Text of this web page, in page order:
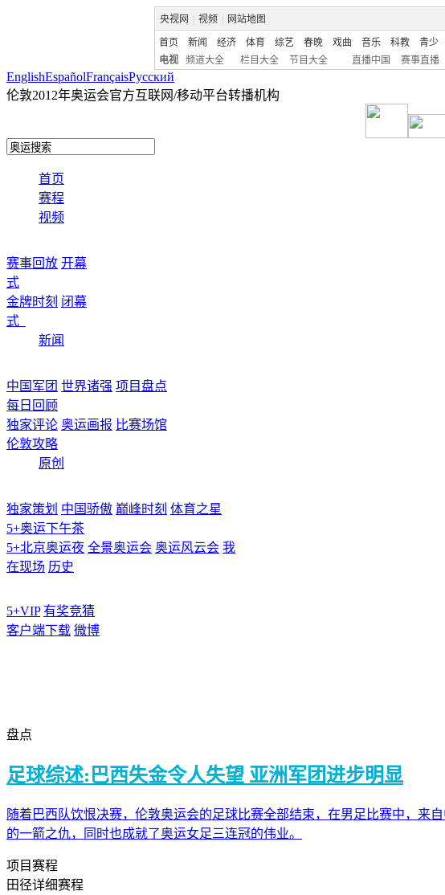
央视网 视频 网站地图
首页 新闻 经济 体育 综艺 春晚 戏曲 音乐 科教 青少
电视
频道大全 栏目大全 节目大全 直播中国 赛事直播
EnglishEspañolFrançaisPусский
伦敦2012年奥运会官方互联网/移动平台转播机构
首页
赛程
视频
赛事回放 开幕
式
金牌时刻 闭幕
式
新闻
中国军团 世界诸强 项目盘点
每日回顾
独家评论 奥运画报 比赛场馆
伦敦攻略
原创
独家策划 中国骄傲 巅峰时刻 体育之星
5+奥运下午茶
5+北京奥运夜 全景奥运会 奥运风云会 我
在现场 历史
5+VIP 有奖竞猜
客户端下载 微博
盘点
足球综述:巴西失金令人失望 亚洲军团进步明显
随着巴西队饮恨决赛，伦敦奥运会的足球比赛全部结束，在男足比赛中，来
的一箭之仇，同时也成就了奥运女足三连冠的伟业。
项目赛程
田径详细赛程